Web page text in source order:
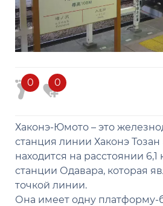
0 0
Хаконэ-Юмото – это
станция линии Хаконэ Тозан
находится на расстоянии 6,1
станции Одавара, которая
точкой линии.
Она имеет одну платформу-